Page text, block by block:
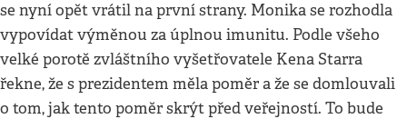
se nyní opět vrátil na první strany. Monika se rozhodla
vypovídat výměnou za úplnou imunitu. Podle všeho
velké porotě zvláštního vyšetřovatele Kena Starra
řekne, že s prezidentem měla poměr a že se domlouvali
o tom, jak tento poměr skrýt před veřejností. To bude